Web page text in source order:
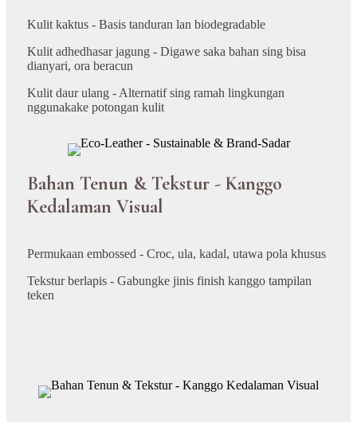
Kulit kaktus - Basis tanduran lan biodegradable
Kulit adhedhasar jagung - Digawe saka bahan sing bisa
dianyari, ora beracun
Kulit daur ulang - Alternatif sing ramah lingkungan
nggunakake potongan kulit
Bahan Tenun & Tekstur - Kanggo
Kedalaman Visual
Permukaan embossed - Croc, ula, kadal, utawa pola khusus
Tekstur berlapis - Gabungke jinis finish kanggo tampilan
teken